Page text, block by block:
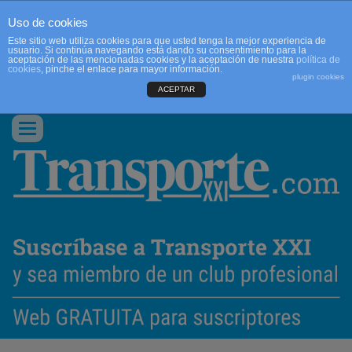
CONTACTO
Conmutar
navegación
Uso de cookies
Este sitio web utiliza cookies para que usted tenga la mejor experiencia de
usuario. Si continúa navegando está dando su consentimiento para la
aceptación de las mencionadas cookies y la aceptación de nuestra política de
cookies, pinche el enlace para mayor información.
plugin cookies
ACEPTAR